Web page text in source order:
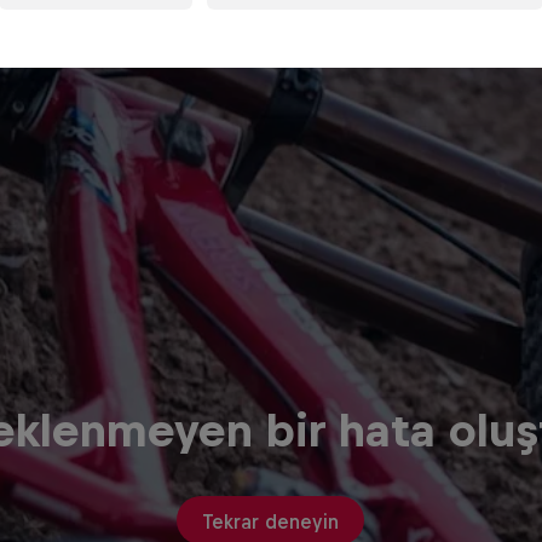
bir hata
Tekrar deneyin